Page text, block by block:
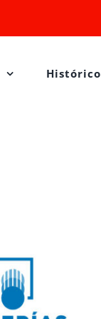
Histórico